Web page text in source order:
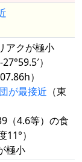
アクが極小
）
）
が最接近 （東
（4.6等）の食
）
極小